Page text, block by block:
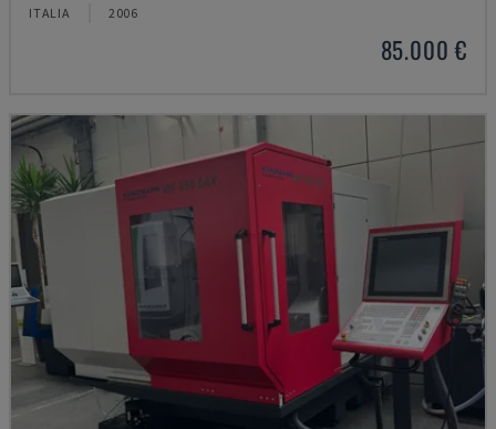
ITALIA 2006
85.000 €